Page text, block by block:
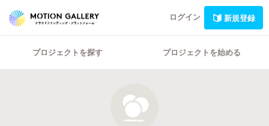
ログイン 新規登録
プロジェクトを探す プロジェクトを始める